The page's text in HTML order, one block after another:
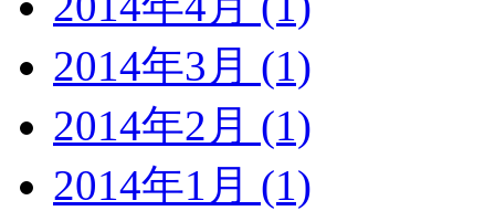
2014年3月 (1)
2014年2月 (1)
2014年1月 (1)